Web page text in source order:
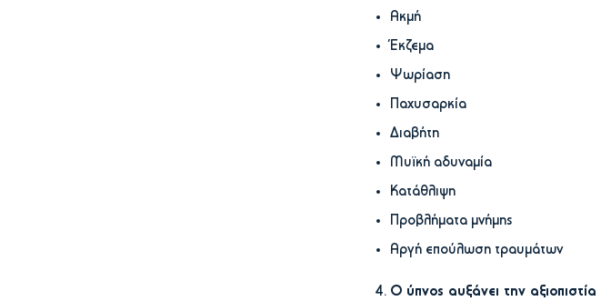
Ακμή
Έκζεμα
Ψωρίαση
Παχυσαρκία
Διαβήτη
Μυϊκή αδυναμία
Κατάθλιψη
Προβλήματα μνήμης
Αργή επούλωση τραυμάτων
Ο ύπνος αυξάνει την αξιοπιστία